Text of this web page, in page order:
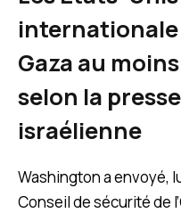
Gaza au
selon la
israélienne
Washington a envoyé,
Conseil de sécurité de